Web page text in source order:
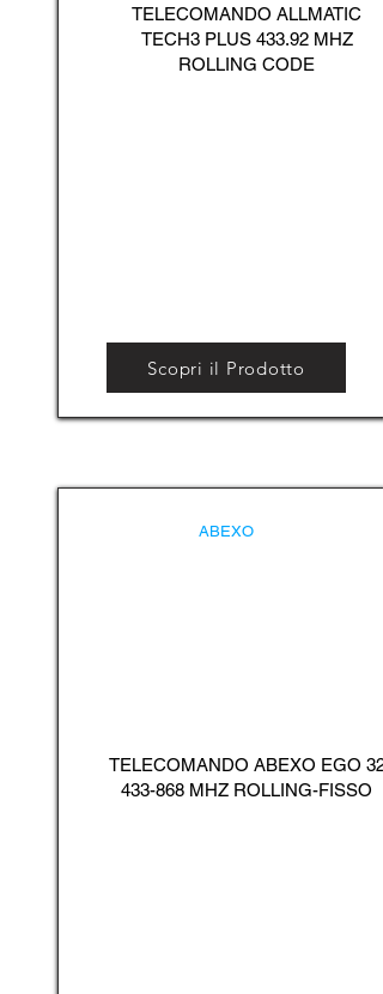
TELECOMANDO ALLMATIC
TECH3 PLUS 433.92 MHZ
ROLLING CODE
Scopri il Prodotto
ABEXO
TELECOMANDO ABEXO EGO 32
433-868 MHZ ROLLING-FISSO